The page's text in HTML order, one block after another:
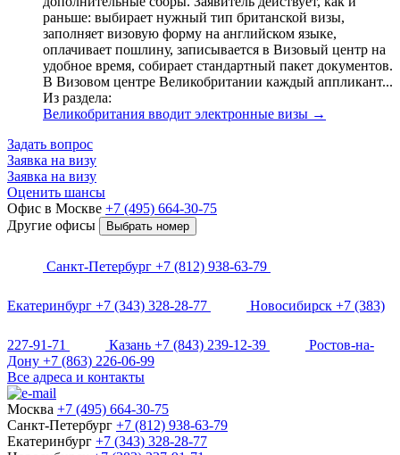
раньше: выбирает нужный тип британской визы,
заполняет визовую форму на английском языке,
оплачивает пошлину, записывается в Визовый центр на
удобное время, собирает стандартный пакет документов.
В Визовом центре Великобритании каждый аппликант...
Из раздела:
Великобритания вводит электронные визы →
Задать вопрос
Заявка на визу
Заявка на визу
Оценить шансы
Офис в Москве +7 (495) 664-30-75
Другие офисы
Выбрать номер
Санкт-Петербург +7 (812) 938-63-79
Екатеринбург +7 (343) 328-28-77 Новосибирск +7 (383)
227-91-71 Казань +7 (843) 239-12-39
Ростов-на-
Дону +7 (863) 226-06-99
Все адреса и контакты
Москва +7 (495) 664-30-75
Санкт-Петербург +7 (812) 938-63-79
Екатеринбург +7 (343) 328-28-77